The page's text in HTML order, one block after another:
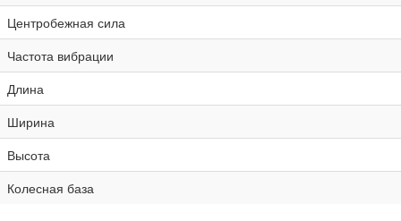
Центробежная сила
Частота вибрации
Длина
Ширина
Высота
Колесная база